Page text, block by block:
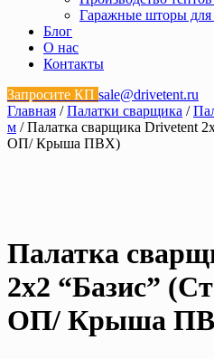
Гаражные шторы для
Блог
О нас
Контакты
Запросите КП sale@drivetent.ru
Главная /Палатки сварщика /
м / Палатка сварщика Drivetent
ОП/ Крыша ПВХ)
Палатка
2х2 “Базис”
ОП/ Крыша